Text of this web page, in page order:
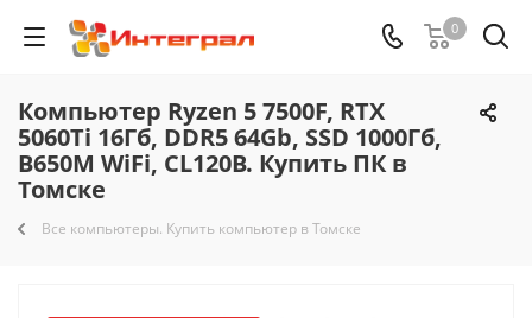
0
Компьютер Ryzen 5 7500F, RTX
5060Ti 16Гб, DDR5 64Gb, SSD 1000Гб,
B650M WiFi, CL120B. Купить ПК в
Томске
Все компьютеры. Купить компьютер в Томске